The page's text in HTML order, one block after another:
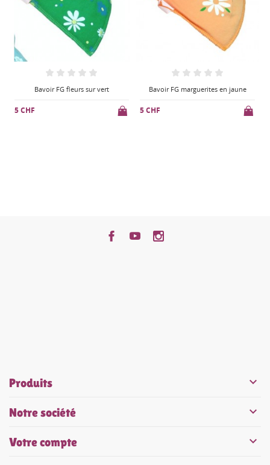
Bavoir FG marguerites en jaune
5 CHF
Shampoing apaisant, anti poux
14 CHF
Produits 
Notre société 
Votre compte 